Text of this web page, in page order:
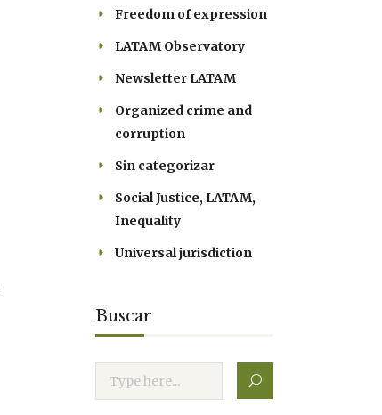
Freedom of expression
LATAM Observatory
Newsletter LATAM
Organized crime and
corruption
Sin categorizar
Social Justice, LATAM,
Inequality
Universal jurisdiction
Buscar